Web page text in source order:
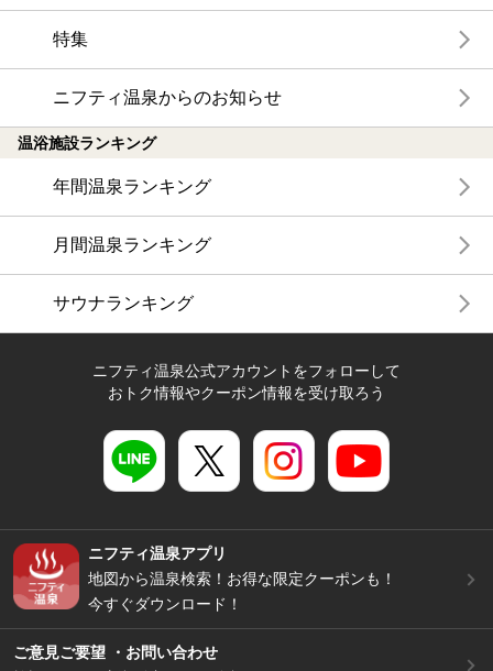
特集
ニフティ温泉からのお知らせ
温浴施設ランキング
年間温泉ランキング
月間温泉ランキング
サウナランキング
ニフティ温泉公式アカウントをフォローして
おトク情報やクーポン情報を受け取ろう
ニフティ温泉アプリ
地図から温泉検索！お得な限定クーポンも！
今すぐダウンロード！
ご意見ご要望 ・お問い合わせ